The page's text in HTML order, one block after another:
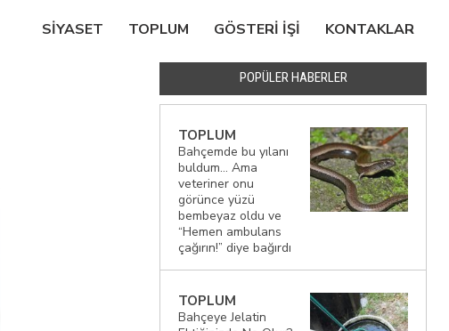
SIYASET TOPLUM GÖSTERI IŞI KONTAKLAR
POPÜLER HABERLER
TOPLUM
Bahçemde bu yılanı
buldum… Ama
veteriner onu
görünce yüzü
bembeyaz oldu ve
“Hemen ambulans
çağırın!” diye bağırdı
TOPLUM
Bahçeye Jelatin